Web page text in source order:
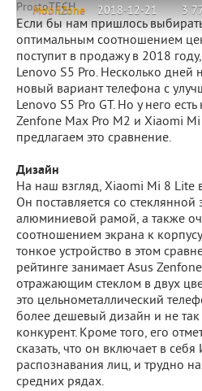
MobilZone 2018-12-21 3
ProstoTECH
Если бы нам пришлось
оптимальным соотношением
поступит в продажу в 2018
Lenovo S5 Pro. Несколько
новый вариант телефона с
Lenovo S5 Pro GT. Но у него
Zenfone Max Pro M2 и Xiaomi
предлагаем это сравнение.
Дизайн
На наш взгляд, Xiaomi Mi 8 Lite
Он поставляется со
алюминиевой рамой, а также
соотношением экрана к
тонкое устройство в этом
рейтинге занимает Asus
отражающим стеклом в двух
это цельнометаллический
более дешевый дизайн и не так
конкурент. Кроме того, его
сказать, что он включает в себя
распознавания лиц, и трудно
средних рядах.